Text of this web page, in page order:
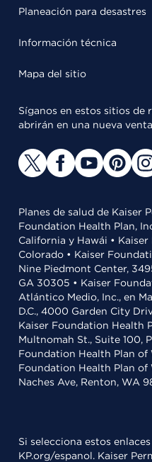
Planeación para desastres
Información técnica
Mapa del sitio
Síganos en estos sitios de
abrirán en una nueva
Planes de salud de Kaiser
Foundation Health Plan,
California y Hawái •
Colorado • Kaiser
Nine Piedmont Center,
GA 30305 • Kaiser
Atlántico Medio, Inc., en
D.C., 4000 Garden City
Kaiser Foundation Health
Multnomah St., Suite 100,
Foundation Health Plan
Foundation Health Plan of
Naches Ave, Renton, WA
Si selecciona estos enlaces
KP.org/espanol. Kaiser